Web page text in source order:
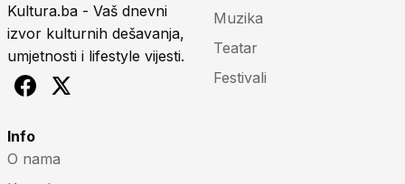
Kultura.ba - Vaš dnevni
izvor kulturnih dešavanja,
umjetnosti i lifestyle vijesti.
Muzika
Teatar
Festivali
Info
O nama